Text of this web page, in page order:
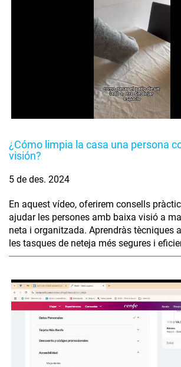
¿Cómo limpia la casa una persona
visión?
5 de des. 2024
En aquest vídeo, oferirem consells
ajudar les persones amb baixa visió a
neta i organitzada. Aprendràs tècniques
les tasques de neteja més segures i